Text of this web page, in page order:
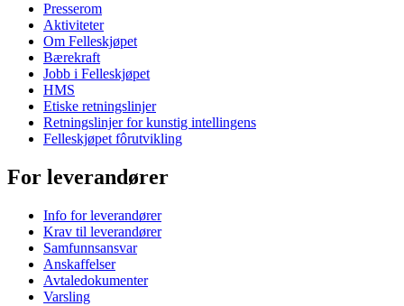
Presserom
Aktiviteter
Om Felleskjøpet
Bærekraft
Jobb i Felleskjøpet
HMS
Etiske retningslinjer
Retningslinjer for kunstig intellingens
Felleskjøpet fôrutvikling
For leverandører
Info for leverandører
Krav til leverandører
Samfunnsansvar
Anskaffelser
Avtaledokumenter
Varsling